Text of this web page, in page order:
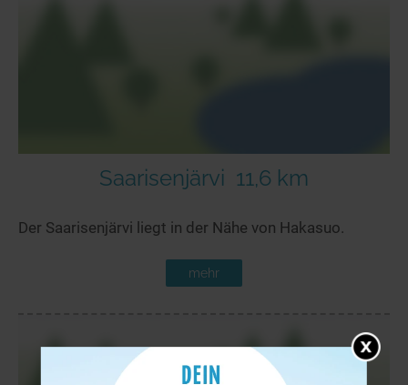
Saarisenjärvi 11,6 km
Der Saarisenjärvi liegt in der Nähe von Hakasuo.
mehr